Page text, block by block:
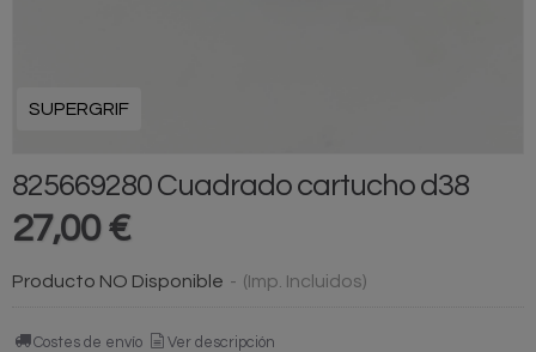
SUPERGRIF
825669280 Cuadrado cartucho d38
27,00 €
Producto NO Disponible - (Imp. Incluidos)
Costes de envío Ver descripción